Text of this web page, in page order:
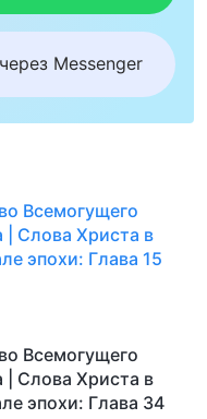
Messenger
Всемогущего
| Слова Христа в
эпохи: Глава 15
Всемогущего
| Слова Христа в
эпохи: Глава 34